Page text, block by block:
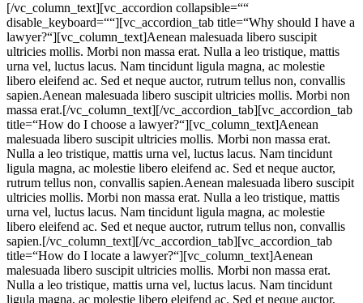
[/vc_column_text][vc_accordion collapsible=““
disable_keyboard=““][vc_accordion_tab title=“Why should I have a
lawyer?“][vc_column_text]Aenean malesuada libero suscipit
ultricies mollis. Morbi non massa erat. Nulla a leo tristique, mattis
urna vel, luctus lacus. Nam tincidunt ligula magna, ac molestie
libero eleifend ac. Sed et neque auctor, rutrum tellus non, convallis
sapien.Aenean malesuada libero suscipit ultricies mollis. Morbi non
massa erat.[/vc_column_text][/vc_accordion_tab][vc_accordion_tab
title=“How do I choose a lawyer?“][vc_column_text]Aenean
malesuada libero suscipit ultricies mollis. Morbi non massa erat.
Nulla a leo tristique, mattis urna vel, luctus lacus. Nam tincidunt
ligula magna, ac molestie libero eleifend ac. Sed et neque auctor,
rutrum tellus non, convallis sapien.Aenean malesuada libero suscipit
ultricies mollis. Morbi non massa erat. Nulla a leo tristique, mattis
urna vel, luctus lacus. Nam tincidunt ligula magna, ac molestie
libero eleifend ac. Sed et neque auctor, rutrum tellus non, convallis
sapien.[/vc_column_text][/vc_accordion_tab][vc_accordion_tab
title=“How do I locate a lawyer?“][vc_column_text]Aenean
malesuada libero suscipit ultricies mollis. Morbi non massa erat.
Nulla a leo tristique, mattis urna vel, luctus lacus. Nam tincidunt
ligula magna, ac molestie libero eleifend ac. Sed et neque auctor,